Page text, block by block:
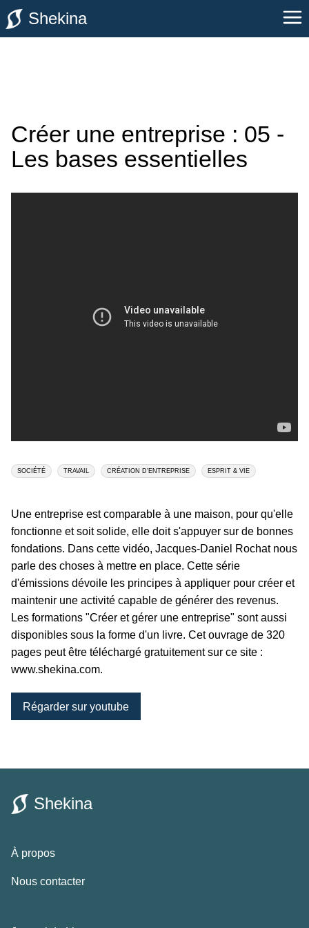
Shekina
Créer une entreprise : 05 -
Les bases essentielles
SOCIÉTÉ TRAVAIL CRÉATION D'ENTREPRISE ESPRIT & VIE
Une entreprise est comparable à une maison, pour qu'elle
fonctionne et soit solide, elle doit s'appuyer sur de bonnes
fondations. Dans cette vidéo, Jacques-Daniel Rochat nous
parle des choses à mettre en place. Cette série
d'émissions dévoile les principes à appliquer pour créer et
maintenir une activité capable de générer des revenus.
Les formations "Créer et gérer une entreprise" sont aussi
disponibles sous la forme d'un livre. Cet ouvrage de 320
pages peut être téléchargé gratuitement sur ce site :
www.shekina.com.
Régarder sur youtube
Shekina
À propos
Nous contacter